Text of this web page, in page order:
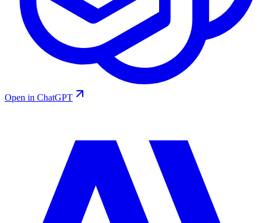
Open in ChatGPT